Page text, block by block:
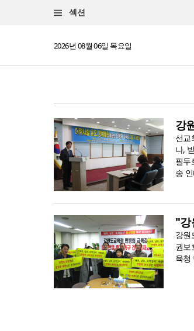
섹션
2026년 08월 06일 목요일
강
선교
나,
필두
송
"강
강원
권보
육청